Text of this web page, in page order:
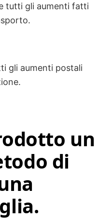
tutti gli aumenti fatti
gli aumenti postali
un
di